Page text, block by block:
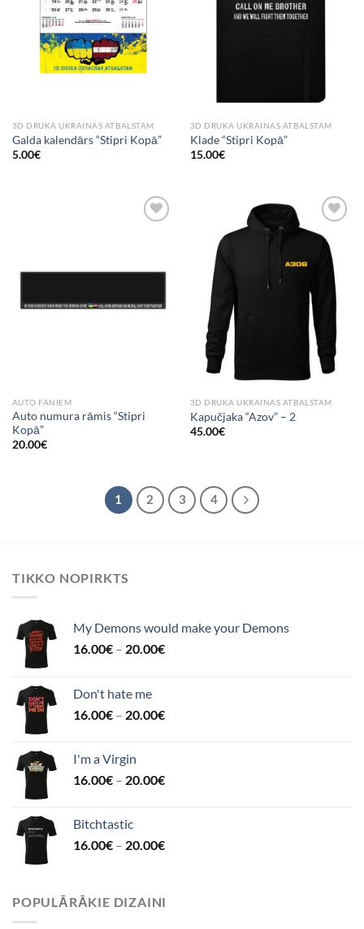
3D DRUKA UKRAINAS ATBALSTAM
Galda kalendārs “Stipri Kopā”
5.00€
3D DRUKA UKRAINAS ATBALSTAM
Klade “Stipri Kopā”
15.00€
Wishlist
AUTO FANIEM
Auto numura rāmis “Stipri
Kopā”
20.00€
Add to
Wishlist
3D DRUKA UKRAINAS ATBALSTAM
Kapučjaka “Azov” – 2
45.00€
1 2 3 4
TIKKO NOPIRKTS
My Demons would make your Demons
16.00€ – 20.00€
Don't hate me
16.00€ – 20.00€
I'm a Virgin
16.00€ – 20.00€
Bitchtastic
16.00€ – 20.00€
POPULĀRĀKIE DIZAINI